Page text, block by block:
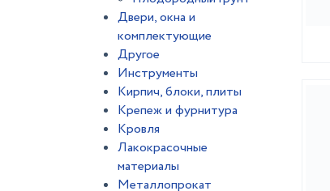
Двери, окна и
комплектующие
Другое
Инструменты
Кирпич, блоки, плиты
Крепеж и фурнитура
Кровля
Лакокрасочные
материалы
Металлопрокат